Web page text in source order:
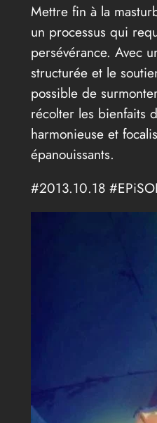
Mettre fin à la
un processus qui
persévérance. Avec
structurée et le
possible de
récolter les bienfaits
harmonieuse et
épanouissants.
#2013.10.18